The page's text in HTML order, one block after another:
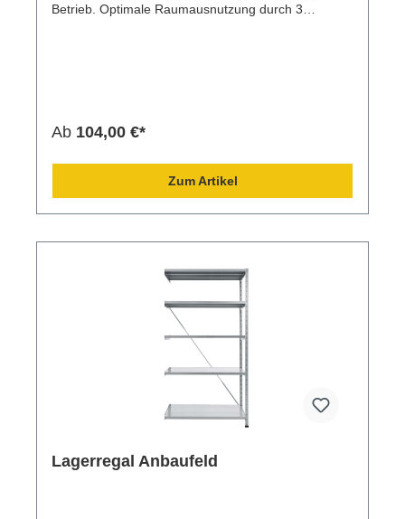
Betrieb. Optimale Raumausnutzung durch 3
Ab 104,00 €*
Zum Artikel
Lagerregal Anbaufeld